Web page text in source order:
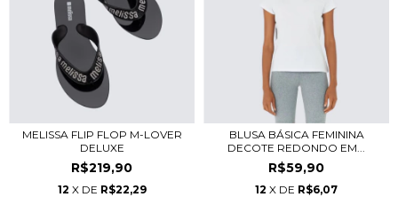
MELISSA FLIP FLOP M-LOVER
DELUXE
R$219,90
12 X DE R$22,29
BLUSA BÁSICA FEMININA
DECOTE REDONDO EM...
R$59,90
12 X DE R$6,07